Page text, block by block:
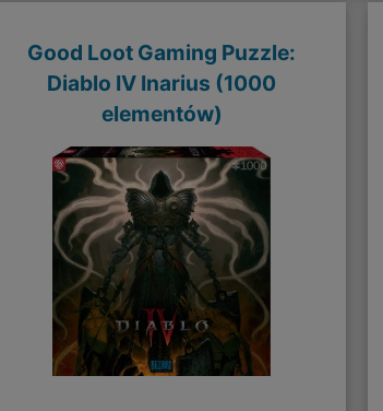
Good Loot Gaming Puzzle:
Diablo IV Inarius (1000
elementów)